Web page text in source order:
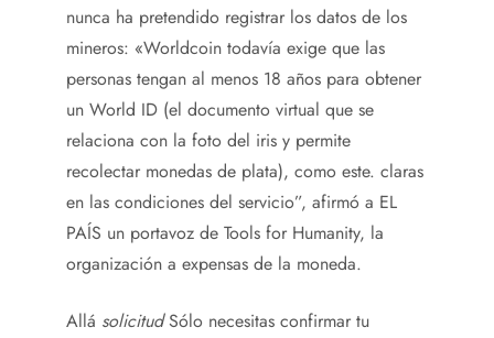
nunca ha pretendido registrar los datos de los
mineros: «Worldcoin todavía exige que las
personas tengan al menos 18 años para obtener
un World ID (el documento virtual que se
relaciona con la foto del iris y permite
recolectar monedas de plata), como este. claras
en las condiciones del servicio”, afirmó a EL
PAÍS un portavoz de Tools for Humanity, la
organización a expensas de la moneda.
Allá solicitudSólo necesitas confirmar tu